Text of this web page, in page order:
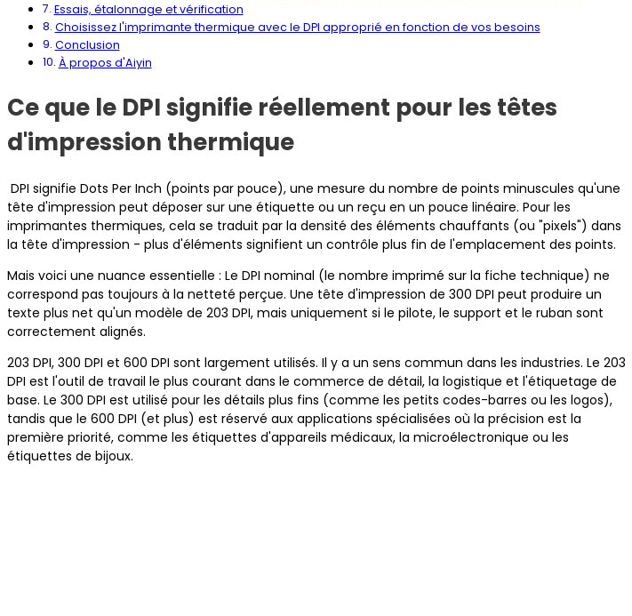
Essais, étalonnage et vérification
Choisissez l'imprimante thermique avec le DPI approprié en fonction de vos besoins
Conclusion
À propos d'Aiyin
Ce que le DPI signifie réellement pour les têtes
d'impression thermique
DPI signifie Dots Per Inch (points par pouce), une mesure du nombre de points minuscules qu'une
tête d'impression peut déposer sur une étiquette ou un reçu en un pouce linéaire. Pour les
imprimantes thermiques, cela se traduit par la densité des éléments chauffants (ou "pixels") dans
la tête d'impression - plus d'éléments signifient un contrôle plus fin de l'emplacement des points.
Mais voici une nuance essentielle : Le DPI nominal (le nombre imprimé sur la fiche technique) ne
correspond pas toujours à la netteté perçue. Une tête d'impression de 300 DPI peut produire un
texte plus net qu'un modèle de 203 DPI, mais uniquement si le pilote, le support et le ruban sont
correctement alignés.
203 DPI, 300 DPI et 600 DPI sont largement utilisés. Il y a un sens commun dans les industries. Le 203
DPI est l'outil de travail le plus courant dans le commerce de détail, la logistique et l'étiquetage de
base. Le 300 DPI est utilisé pour les détails plus fins (comme les petits codes-barres ou les logos),
tandis que le 600 DPI (et plus) est réservé aux applications spécialisées où la précision est la
première priorité, comme les étiquettes d'appareils médicaux, la microélectronique ou les
étiquettes de bijoux.